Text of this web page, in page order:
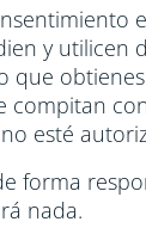
y
esté
forma
nada.